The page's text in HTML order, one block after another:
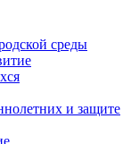
среды
и защите